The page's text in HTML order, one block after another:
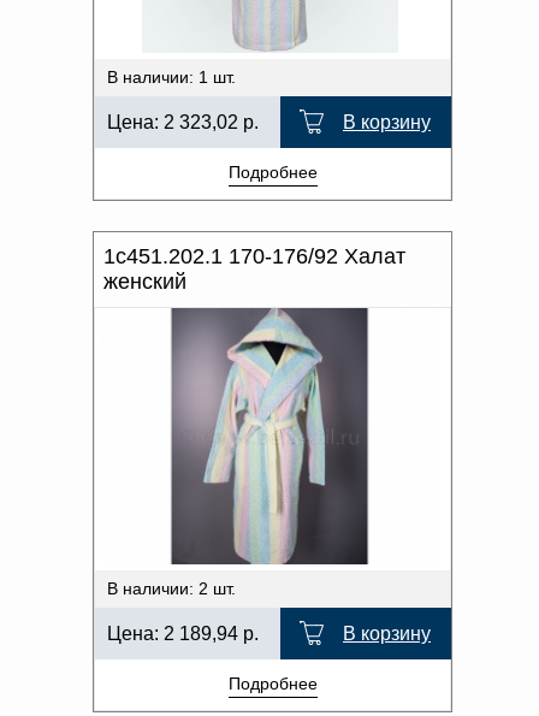
В наличии: 1 шт.
Цена: 2 323,02 р. В корзину
Подробнее
1с451.202.1 170-176/92 Халат
женский
В наличии: 2 шт.
Цена: 2 189,94 р. В корзину
Подробнее